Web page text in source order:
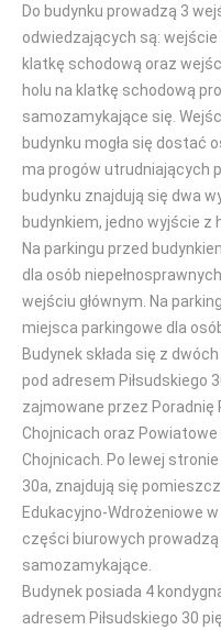
Do budynku prowadzą 3
odwiedzających są: wejście
klatkę schodową oraz
holu na klatkę schodową
samozamykające się.
budynku mogła się dostać
ma progów utrudniających
budynku znajdują się dwa
budynkiem, jedno wyjście z
Na parkingu przed
dla osób
wejściu głównym. Na
miejsca parkingowe dla
Budynek składa się z
pod adresem Piłsudskiego
zajmowane przez
Chojnicach oraz
Chojnicach. Po lewej
30a, znajdują się
Edukacyjno-Wdrożeniowe
części biurowych
samozamykające.
Budynek posiada 4
adresem Piłsudskiego 30